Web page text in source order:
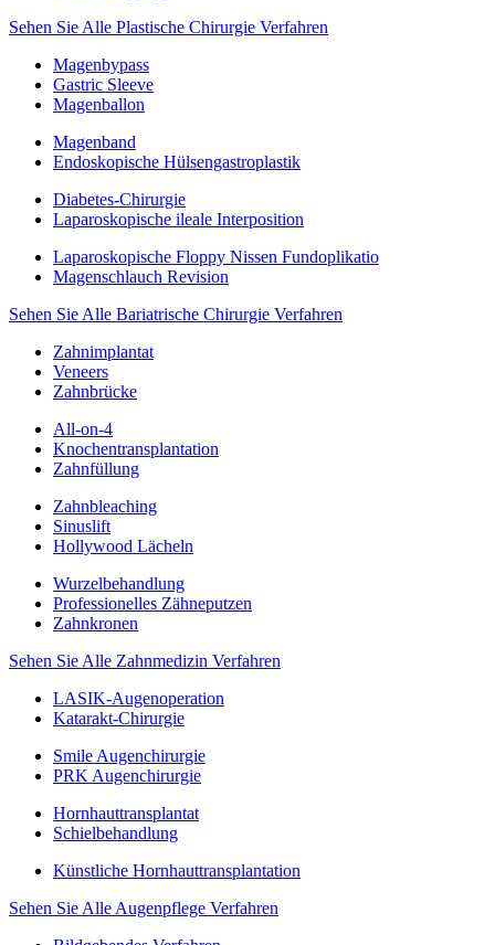
Sehen Sie Alle Plastische Chirurgie Verfahren
Magenbypass
Gastric Sleeve
Magenballon
Magenband
Endoskopische Hülsengastroplastik
Diabetes-Chirurgie
Laparoskopische ileale Interposition
Laparoskopische Floppy Nissen Fundoplikatio
Magenschlauch Revision
Sehen Sie Alle Bariatrische Chirurgie Verfahren
Zahnimplantat
Veneers
Zahnbrücke
All-on-4
Knochentransplantation
Zahnfüllung
Zahnbleaching
Sinuslift
Hollywood Lächeln
Wurzelbehandlung
Professionelles Zähneputzen
Zahnkronen
Sehen Sie Alle Zahnmedizin Verfahren
LASIK-Augenoperation
Katarakt-Chirurgie
Smile Augenchirurgie
PRK Augenchirurgie
Hornhauttransplantat
Schielbehandlung
Künstliche Hornhauttransplantation
Sehen Sie Alle Augenpflege Verfahren